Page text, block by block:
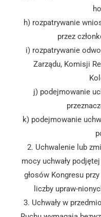
h) rozpatrywanie
przez
i) rozpatrywanie
Zarządu, Komisji
j) podejmowanie
k) podejmowanie
2. Uchwalenie lub
mocy uchwały
głosów Kongresu
liczby upraw-
3. Uchwały w